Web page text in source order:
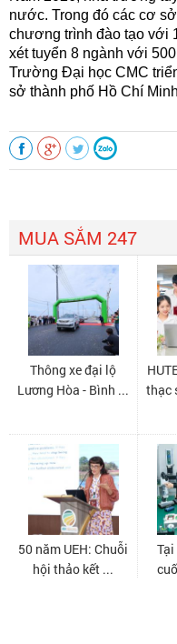
nước. Trong đó các cơ
chương trình đào tạo với
xét tuyển 8 ngành với
Trường Đại học CMC
sở thành phố Hồ Chí